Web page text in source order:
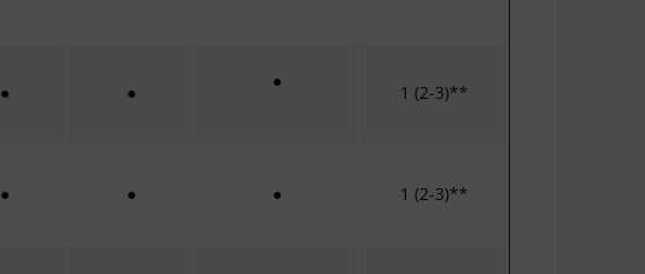
● ●
●
1 (2-3)**
● ● ● 1 (2-3)**